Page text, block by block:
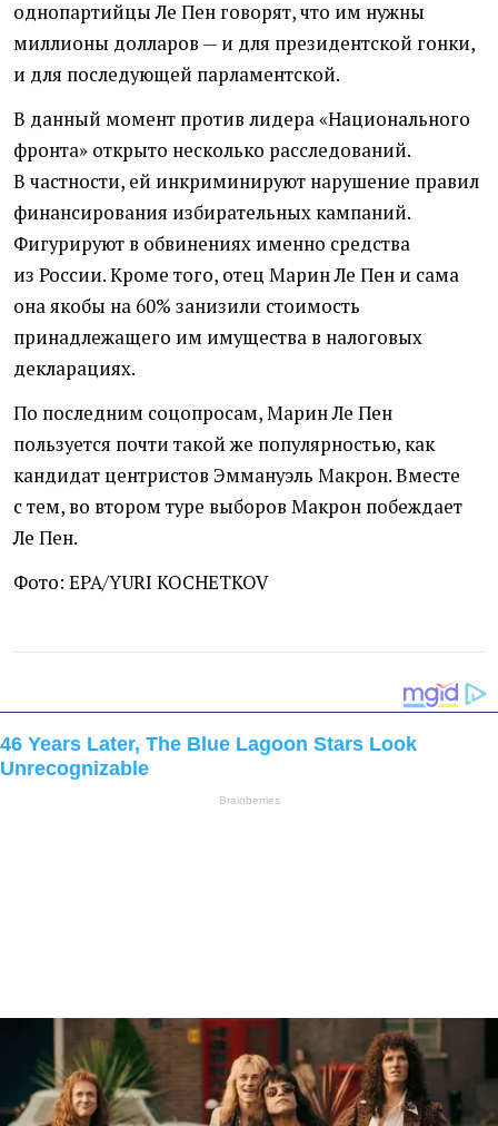
однопартийцы Ле Пен говорят, что им нужны
миллионы долларов — и для президентской гонки,
и для последующей парламентской.
В данный момент против лидера«Национального
фронта» открыто несколько расследований.
В частности, ей инкриминируют нарушение правил
финансирования избирательных кампаний.
Фигурируют в обвинениях именно средства
из России. Кроме того, отец Марин Ле Пен и сама
она якобы на 60% занизили стоимость
принадлежащего им имущества в налоговых
декларациях.
По последним соцопросам, Марин Ле Пен
пользуется почти такой же популярностью, как
кандидат центристов Эммануэль Макрон. Вместе
с тем, во втором туре выборов Макрон побеждает
Ле Пен.
Фото: EPA/YURI KOCHETKOV